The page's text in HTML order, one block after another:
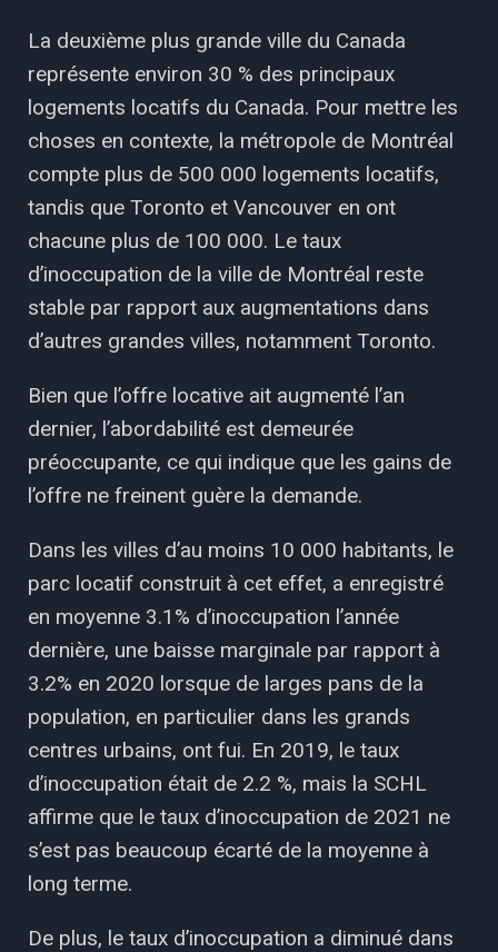
La deuxième plus grande ville du Canada
représente environ 30 % des principaux
logements locatifs du Canada. Pour mettre les
choses en contexte, la métropole de Montréal
compte plus de 500 000 logements locatifs,
tandis que Toronto et Vancouver en ont
chacune plus de 100 000. Le taux
d’inoccupation de la ville de Montréal reste
stable par rapport aux augmentations dans
d’autres grandes villes, notamment Toronto.
Bien que l’offre locative ait augmenté l’an
dernier, l’abordabilité est demeurée
préoccupante, ce qui indique que les gains de
l’offre ne freinent guère la demande.
Dans les villes d’au moins 10 000 habitants, le
parc locatif construit à cet effet, a enregistré
en moyenne 3.1% d’inoccupation l’année
dernière, une baisse marginale par rapport à
3.2% en 2020 lorsque de larges pans de la
population, en particulier dans les grands
centres urbains, ont fui. En 2019, le taux
d’inoccupation était de 2.2 %, mais la SCHL
affirme que le taux d’inoccupation de 2021 ne
s’est pas beaucoup écarté de la moyenne à
long terme.
De plus, le taux d’inoccupation a diminué dans